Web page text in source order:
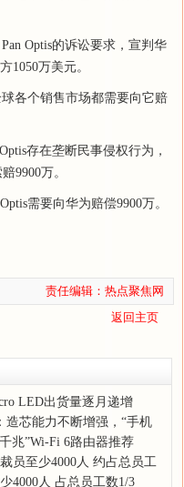
Optis的诉讼要求，宣判华
1050万美元。
各个销售市场都需要向它赔
存在垄断民事侵权行为，
9900万。
需要向华为赔偿9900万。
责任编辑：热点聚焦网
返回主页
LED出货量逐月递增
造芯能力不断增强，“手机
兆”Wi-Fi 6路由器推荐
员至少4000人 约占总员工
4000人 占总员工数1/3